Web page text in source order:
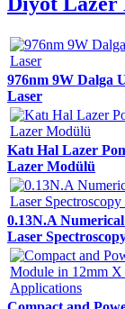
976nm 9W Dalga
Laser
Katı Hal Lazer
Lazer Modülü
0.13N.A
Laser